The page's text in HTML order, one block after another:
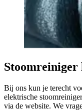
Stoomreiniger
Bij ons kun je terecht
elektrische
via de website. We